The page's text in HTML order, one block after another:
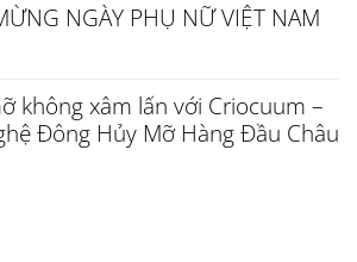
NGÀY PHỤ NỮ VIỆT NAM
không xâm lấn với Criocuum –
Đông Hủy Mỡ Hàng Đầu Châu